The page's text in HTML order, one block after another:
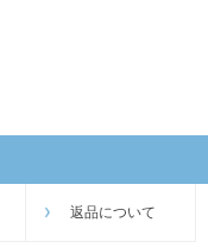
返品について